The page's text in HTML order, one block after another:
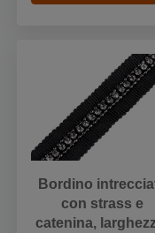
Bordino
con strass e
catenina,